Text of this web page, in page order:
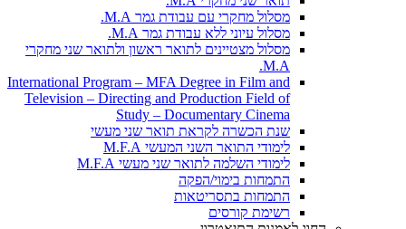
מסלול מחקרי עם עבודת גמר M.A.
מסלול עיוני ללא עבודת גמר M.A.
מסלול מצטיינים לתואר ראשון ולתואר שני מחקרי
M.A.
International Program – MFA Degree in Film and
Television – Directing and Production Field of
Study – Documentary Cinema
שנת הכשרה לקראת תואר שני מעשי
לימודי התואר השני המעשי M.F.A
לימודי השלמה לתואר שני מעשי M.F.A
התמחות בימוי/הפקה
התמחות בתסריטאות
רשימת קורסים